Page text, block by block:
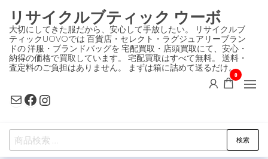
ン
テ
ン
ツ
リサイクルブティック ウーボ
大切にしてきた服だから、安心して手放したい。 リサイクルブ
ティックUOVOでは 百貨店・セレクト・ラグジュアリーブラン
ドの 洋服・ブランドバッグを 宅配買取・店頭買取にて、安心・
納得の価格で買取しています。 宅配買取はすべて無料。 送料・
査定料のご負担はありません。 まずは箱に詰めて送るだけ。
MailFacebook
Instagram
0
検
索
検索